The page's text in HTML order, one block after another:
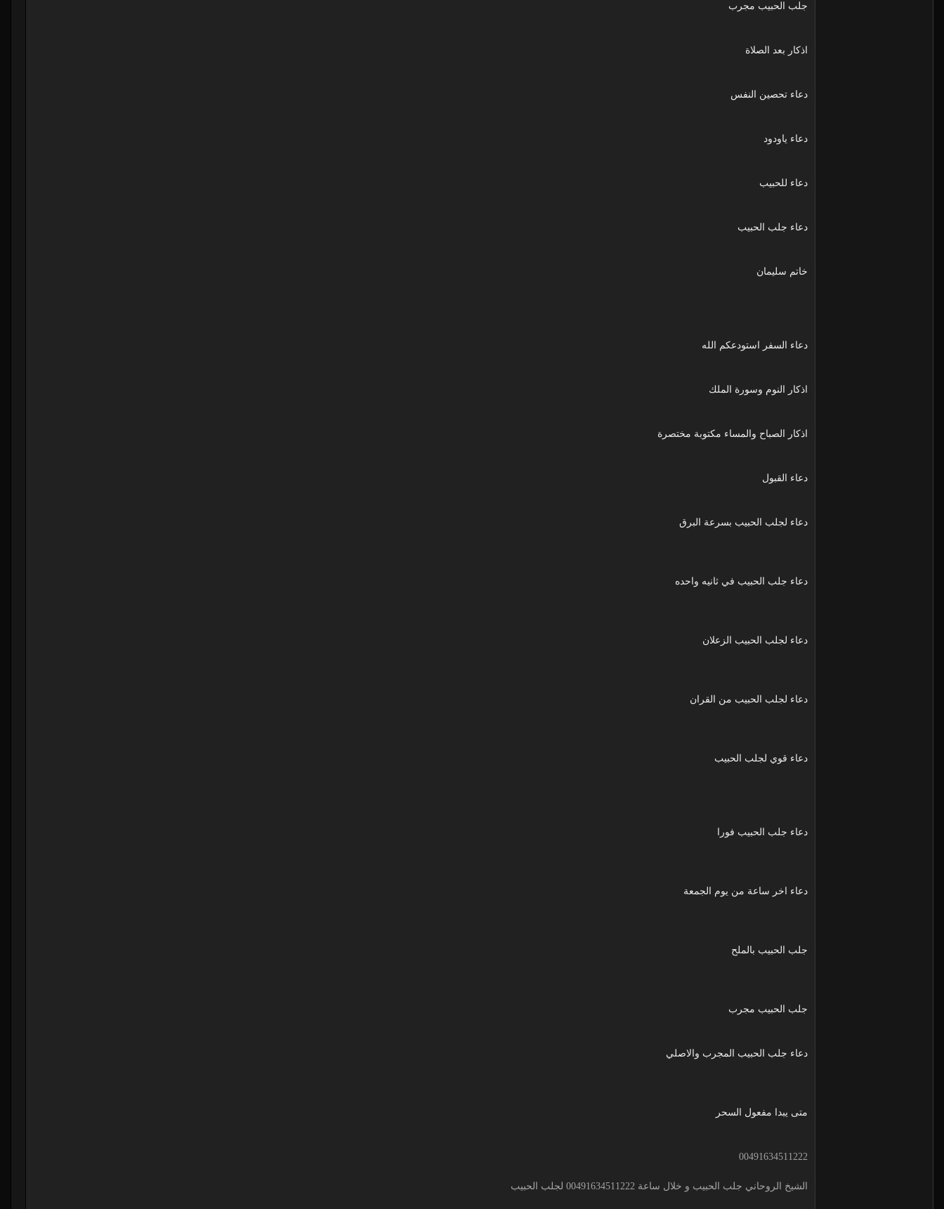
جلب الحبيب مجرب
اذكار بعد الصلاة
دعاء تحصين النفس
دعاء ياودود
دعاء للحبيب
دعاء جلب الحبيب
خاتم سليمان
دعاء السفر استودعكم الله
اذكار النوم وسورة الملك
اذكار الصباح والمساء مكتوبة مختصرة
دعاء القبول
دعاء لجلب الحبيب بسرعة البرق
دعاء جلب الحبيب في ثانيه واحده
دعاء لجلب الحبيب الزعلان
دعاء لجلب الحبيب من القران
دعاء قوي لجلب الحبيب
دعاء جلب الحبيب فورا
دعاء اخر ساعة من يوم الجمعة
جلب الحبيب بالملح
جلب الحبيب مجرب
دعاء جلب الحبيب المجرب والاصلي
متى يبدا مفعول السحر
00491634511222
الشيخ الروحاني جلب الحبيب و خلال ساعة 00491634511222 لجلب الحبيب